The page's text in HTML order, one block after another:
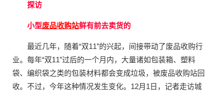
探访
小型废品收购站鲜有前去卖货的
最近几年，随着“双11”的兴起，间接带动了废品收购行
业。每年“双11”过后的一个月内，大量诸如包装箱、塑料
袋、编织袋之类的包装材料都会变成垃圾，被废品收购站回
收。不过，今年这种情况发生变化。12月1日，记者走访城